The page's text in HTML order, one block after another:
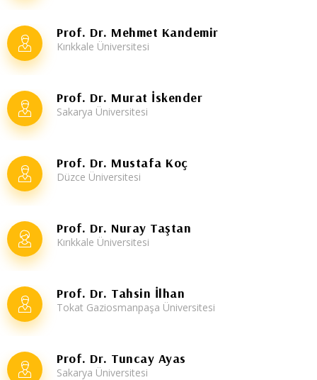
Prof. Dr. Mehmet Kandemir
Kırıkkale Üniversitesi
Prof. Dr. Murat İskender
Sakarya Üniversitesi
Prof. Dr. Mustafa Koç
Düzce Üniversitesi
Prof. Dr. Nuray Taştan
Kırıkkale Üniversitesi
Prof. Dr. Tahsin İlhan
Tokat Gaziosmanpaşa Üniversitesi
Prof. Dr. Tuncay Ayas
Sakarya Üniversitesi